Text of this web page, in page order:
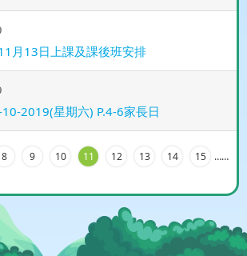
月13日上課及課後班安排
2019(星期六) P.4-6家長日
…
8 9 10 11 12 13 14 15 …